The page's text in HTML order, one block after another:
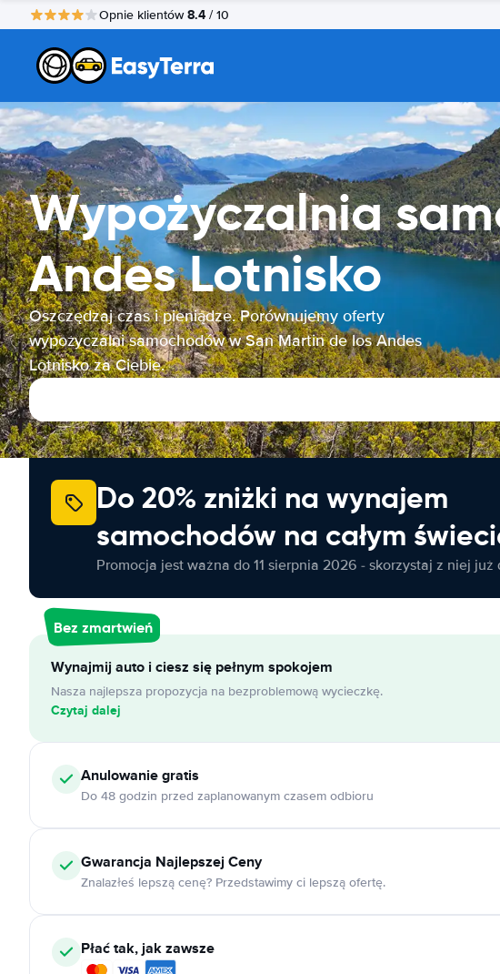
Opnie klientów8.4 / 10
Wypożyczalnia
Andes Lotnisko
Oszczędzaj czas i pieniądze. Porównujemy oferty
wypożyczalni samochodów w San Martin de los Andes
Lotnisko za Ciebie.
Do 20% zniżki na wynajem
samochodów na całym
Promocja jest ważna do 11 sierpnia 2026 - skorzystaj z niej już
Bez zmartwień
Wynajmij auto i ciesz się pełnym spokojem
Nasza najlepsza propozycja na bezproblemową wycieczkę.
Czytaj dalej
Anulowaniegratis
Do 48 godzin przed zaplanowanym czasem odbioru
Gwarancja Najlepszej Ceny
Znalazłeś lepszą cenę? Przedstawimy ci lepszą ofertę.
Płać tak, jak zawsze